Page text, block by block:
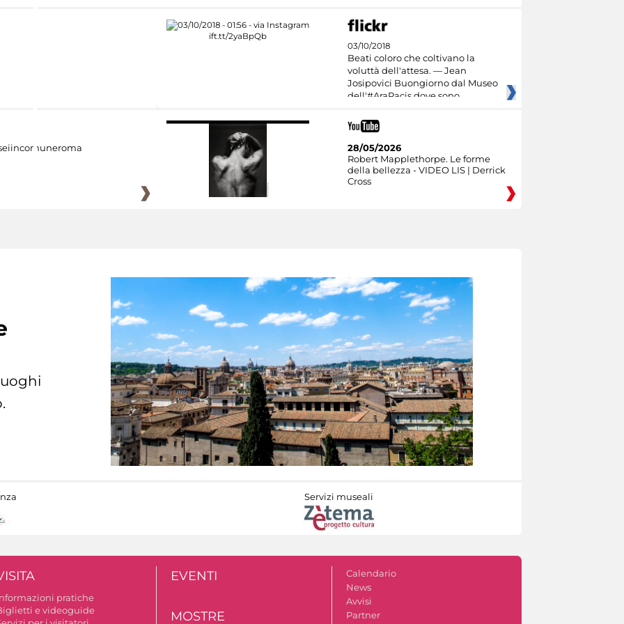
03/10/2018
Beati coloro che coltivano la
voluttà dell'attesa. — Jean
Josipovici Buongiorno dal Museo
dell'#AraPacis dove sono
28/05/2026
Robert Mapplethorpe. Le forme
della bellezza - VIDEO LIS | Derrick
Cross
Servizi museali
pratiche
e videoguide
EVENTI
MOSTRE
Calendario
News
Avvisi
Partner